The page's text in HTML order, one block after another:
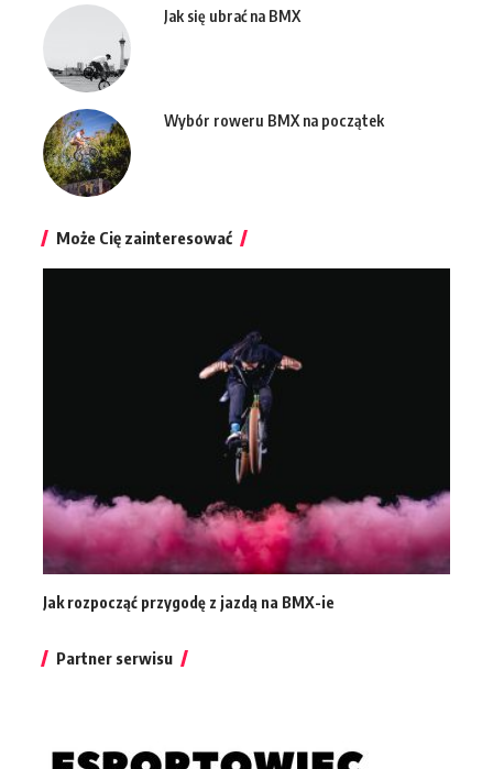
Jak się ubrać na BMX
Wybór roweru BMX na początek
Może Cię zainteresować
Jak rozpocząć przygodę z jazdą na BMX-ie
Partner serwisu